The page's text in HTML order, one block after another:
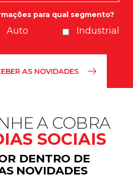
para qual segmento?
Auto Industrial
A COBRA
SOCIAIS
DENTRO DE
NOVIDADES